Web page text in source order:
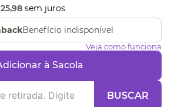
25,98 sem juros
Benefício indisponível
Veja como funciona
à Sacola
BUSCAR